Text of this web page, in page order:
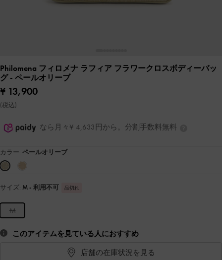
Philomena フィロメナ ラフィア フラワークロスボディーバッ
グ- ペールオリーブ
¥ 13,900
(税込)
なら月々¥ 4,633円から。分割手数料無料
カラー: ペールオリーブ
サイズ: M - 利用不可 品切れ
M
このアイテムを見ている人におすすめ
店舗の在庫状況を見る